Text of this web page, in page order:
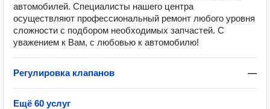
автомобилей. Специалисты нашего центра
осуществляют профессиональный ремонт любого уровня
сложности с подбором необходимых запчастей. С
уважением к Вам, с любовью к автомобилю!
Регулировка клапанов —
Ещё 60 услуг